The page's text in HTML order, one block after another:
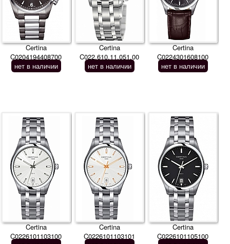
Certina
C0204194408700
нет в наличии
Certina
C022.610.11.051.00
нет в наличии
Certina
C0224301608100
нет в наличии
Certina
C0226101103100
Certina
C0226101103101
Certina
C0226101105100